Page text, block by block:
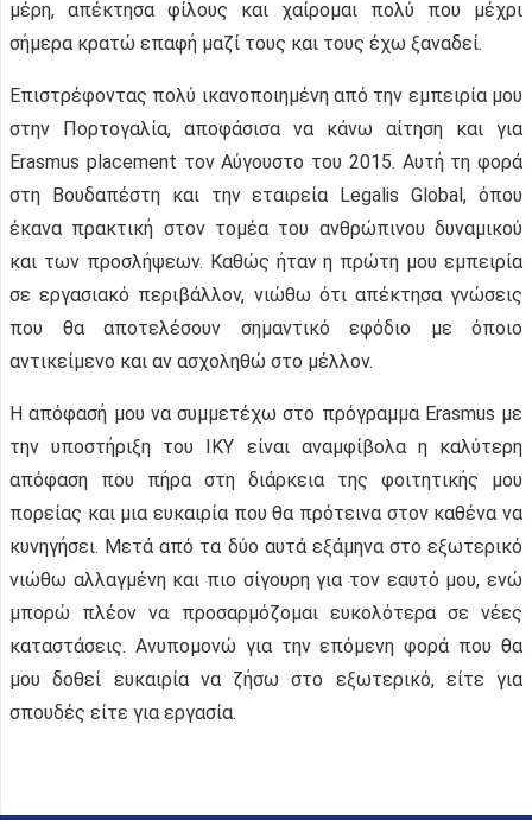
μέρη, απέκτησα φίλους και χαίρομαι πολύ που μέχρι
σήμερα κρατώ επαφή μαζί τους και τους έχω ξαναδεί.
Επιστρέφοντας πολύ ικανοποιημένη από την εμπειρία μου
στην Πορτογαλία, αποφάσισα να κάνω αίτηση και για
Erasmus placement τον Αύγουστο του 2015. Αυτή τη φορά
στη Βουδαπέστη και την εταιρεία Legalis Global, όπου
έκανα πρακτική στον τομέα του ανθρώπινου δυναμικού
και των προσλήψεων. Καθώς ήταν η πρώτη μου εμπειρία
σε εργασιακό περιβάλλον, νιώθω ότι απέκτησα γνώσεις
που θα αποτελέσουν σημαντικό εφόδιο με όποιο
αντικείμενο και αν ασχοληθώ στο μέλλον.
Η απόφασή μου να συμμετέχω στο πρόγραμμα Erasmus με
την υποστήριξη του ΙΚΥ είναι αναμφίβολα η καλύτερη
απόφαση που πήρα στη διάρκεια της φοιτητικής μου
πορείας και μια ευκαιρία που θα πρότεινα στον καθένα να
κυνηγήσει. Μετά από τα δύο αυτά εξάμηνα στο εξωτερικό
νιώθω αλλαγμένη και πιο σίγουρη για τον εαυτό μου, ενώ
μπορώ πλέον να προσαρμόζομαι ευκολότερα σε νέες
καταστάσεις. Ανυπομονώ για την επόμενη φορά που θα
μου δοθεί ευκαιρία να ζήσω στο εξωτερικό, είτε για
σπουδές είτε για εργασία.